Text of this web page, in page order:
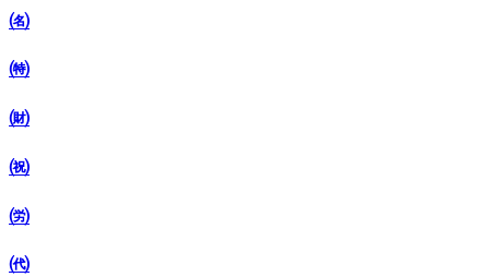
㈴
㈵
㈶
㈷
㈸
㈹